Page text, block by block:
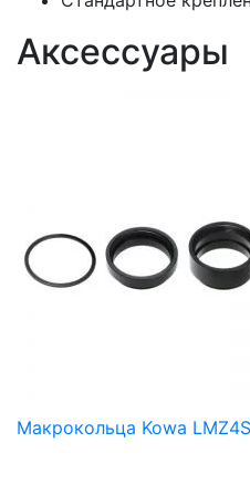
Аксессуары
Макрокольца Kowa LMZ4S